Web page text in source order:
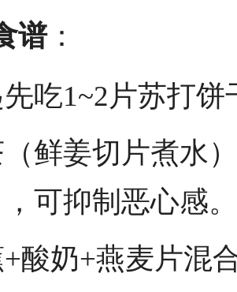
谱：
先吃1~2片苏打
鲜姜切片煮水
，可抑制恶心感
酸奶+燕麦片混